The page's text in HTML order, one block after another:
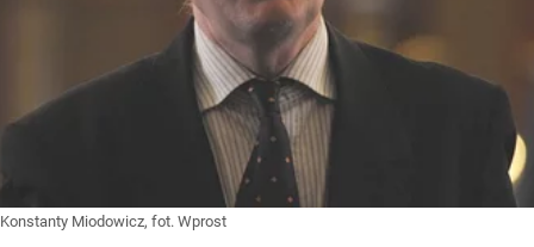
Konstanty Miodowicz, fot. Wprost